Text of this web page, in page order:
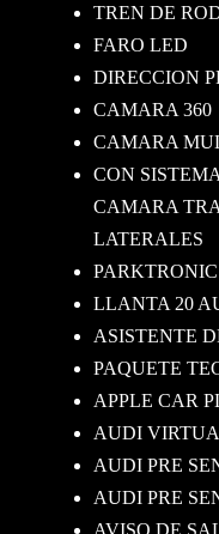
TREN DE
FARO LED
DIRECCION
CAMARA 360
CAMARA
CON
CAMARA
LATERALES
PARKTRONIC
LLANTA 20
ASISTENTE
PAQUETE
APPLE CAR
AUDI
AUDI PRE
AUDI PRE
AVISO DE